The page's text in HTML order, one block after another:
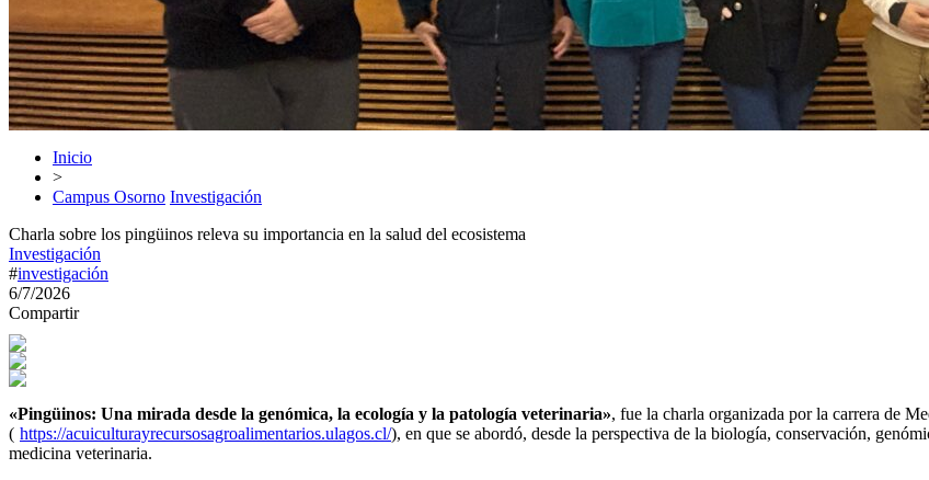
Inicio
>
Campus Osorno Investigación
Charla sobre los pingüinos releva su importancia en la salud del ecosistema
Investigación
#investigación
6/7/2026
Compartir
«Pingüinos: Una mirada desde la genómica, la ecología y la patología veterinaria», fue la charla organizada por la carrera de
( https://acuiculturayrecursosagroalimentarios.ulagos.cl/), en que se abordó, desde la perspectiva de la biología, conservación,
medicina veterinaria.